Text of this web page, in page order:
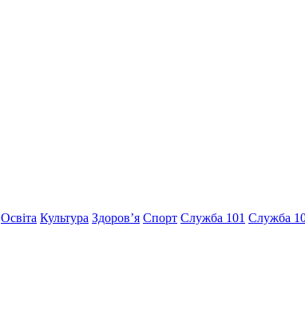
Освіта Культура Здоров’я Спорт Служба 101 Служба